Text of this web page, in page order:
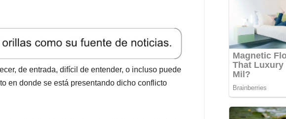
de entrada, difícil de entender, o incluso puede
en donde se está presentando dicho conflicto